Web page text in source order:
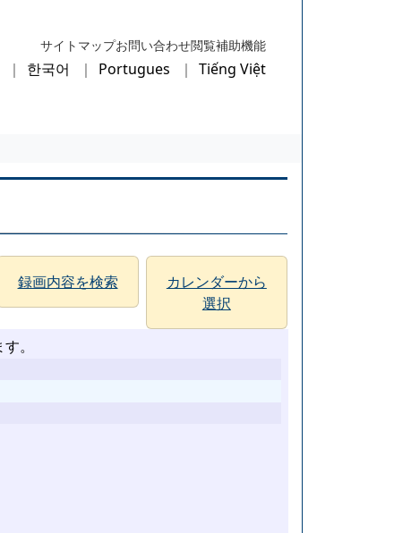
サイトマップお問い合わせ閲覧補助機能
한국어 Portugues Tiếng Việt
録画内容を検索
カレンダーから
選択